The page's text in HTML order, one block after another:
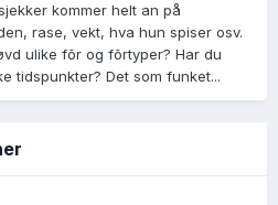
kommer helt an på
rase, vekt, hva hun spiser osv.
ulike fõr og fõrtyper? Har du
tidspunkter? Det som funket...